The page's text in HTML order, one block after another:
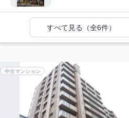
すべて見る（全6件）
中古マンション